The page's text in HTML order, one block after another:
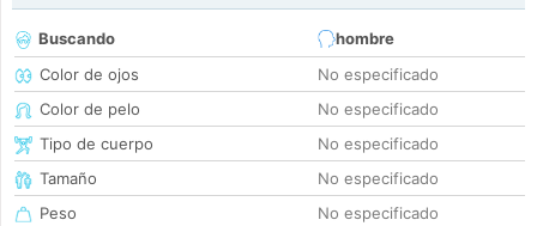
Buscando
hombre
Color de ojos
No especificado
Color de pelo
No especificado
Tipo de cuerpo
No especificado
Tamaño
No especificado
Peso
No especificado